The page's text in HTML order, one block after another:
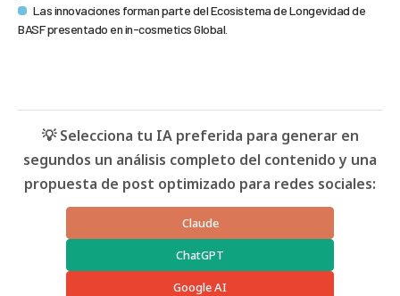
Las innovaciones forman parte del Ecosistema de Longevidad de
BASF presentado en in-cosmetics Global.
💡 Selecciona tu IA preferida para generar en
segundos un análisis completo del contenido y una
propuesta de post optimizado para redes sociales:
Claude
ChatGPT
Google AI